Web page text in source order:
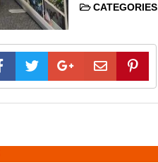
CATEGORIES